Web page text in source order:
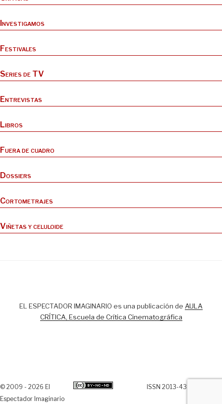
Investigamos
Festivales
Series de TV
Entrevistas
Libros
Fuera de cuadro
Dossiers
Cortometrajes
Viñetas y celuloide
EL ESPECTADOR IMAGINARIO es una publicación de AULA
CRÍTICA, Escuela de Crítica Cinematográfica
© 2009 - 2026 El
Espectador Imaginario
ISSN 2013-438X